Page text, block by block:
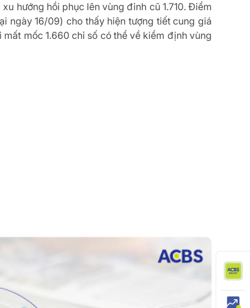
hướng hồi phục lên vùng đỉnh cũ 1.710. Điểm
ngày 16/09) cho thấy hiện tượng tiết cung giá
mốc 1.660 chỉ số có thể về kiểm định vùng